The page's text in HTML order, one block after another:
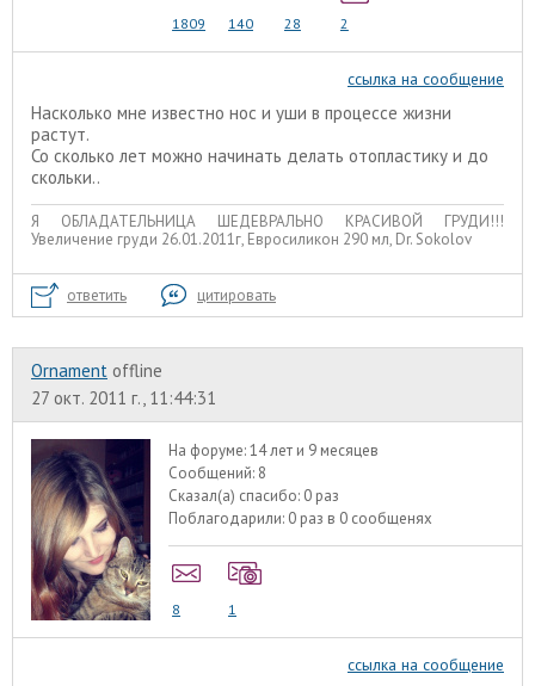
1809 140 28 2
ссылка на сообщение
Насколько мне известно нос и уши в процессе жизни
растут.
Со сколько лет можно начинать делать отопластику и до
скольки..
Я ОБЛАДАТЕЛЬНИЦА ШЕДЕВРАЛЬНО КРАСИВОЙ ГРУДИ!!!
Увеличение груди 26.01.2011г, Евросиликон 290 мл, Dr. Sokolov
ответить цитировать
Ornament offline
27 окт. 2011 г., 11:44:31
На форуме:14 лет и 9 месяцев
Сообщений: 8
Сказал(а) спасибо: 0 раз
Поблагодарили: 0 раз в 0 сообщенях
8 1
ссылка на сообщение